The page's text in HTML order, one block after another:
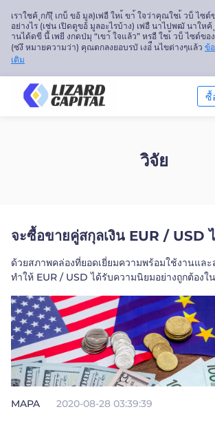
เราใชค้ ุกก้(ี เกบ็ ขอ้ มูล)เพ่อื ใหเ้ ขา้ ใจว่าคุณใชเ้ วบ็ ไซต์
อย่างไร (เช่น เปิดดูขอ้ มูลอะไรบ้าง) เพ่อื นาไปพฒั นาให
านได้ดขี นึ้ เพยี งกดป่มุ “เขา้ ใจแล้ว” หรอื ใชเ้ วบ็ ไซต์ขอ
(ซ่งึ หมายความว่า) คุณตกลงยอบรบั เงอ่ื นไขต่างๆแล้ว ข้
เติม
ซื้
เกี่ยวกับเรา
ไทย
Trader
วิจัย
จะซื้อขายคู่สกุลเงิน EUR / USD
ด้วยสภาพคล่องที่ยอดเยี่ยมความพร้อมใช้งานและ
ทำให้ EUR / USD ได้รับความนิยมอย่างถูกต้องใ
MAPA 2020-08-28 03:39:39